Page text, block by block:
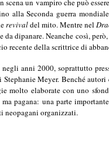
un vampiro che può
alla Seconda guerra
revivaldel mito. Mentre nel
da dipanare. Neanche così,
recente della scrittrice di
negli anni 2000, soprattutto
Meyer. Benché autori
molto elaborate con uno
pagana: una parte
neopagani organizzati.